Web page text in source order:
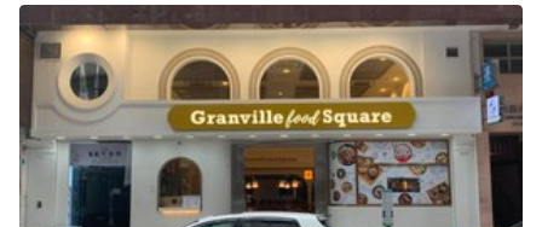
Container
Fiera/festival
Galleria d'arte
Hall
Imbarcazione